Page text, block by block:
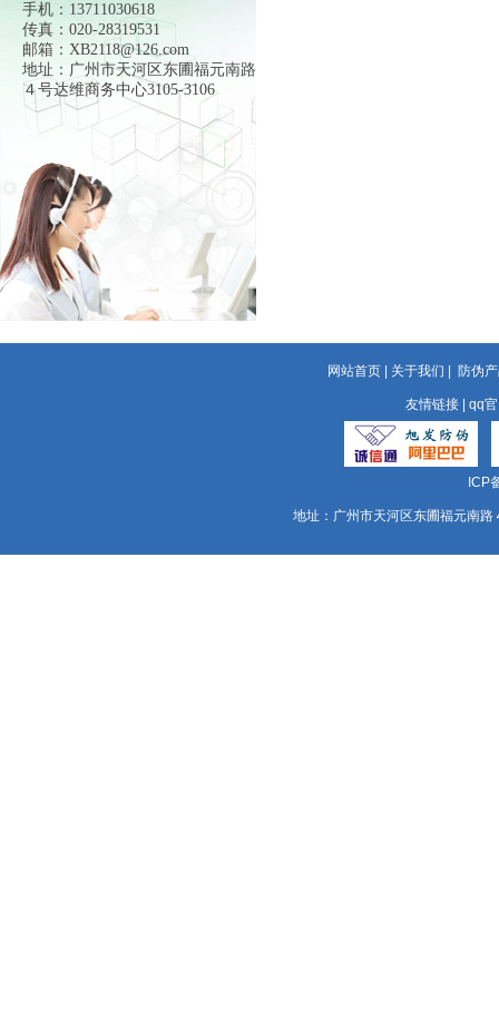
手机：13711030618
传真：020-28319531
邮箱：XB2118@126.com
地址：广州市天河区东圃福元南路
４号达维商务中心3105-3106
网站首页 关于我们 防伪
友情链接| qq
ICP
地址：广州市天河区东圃福元